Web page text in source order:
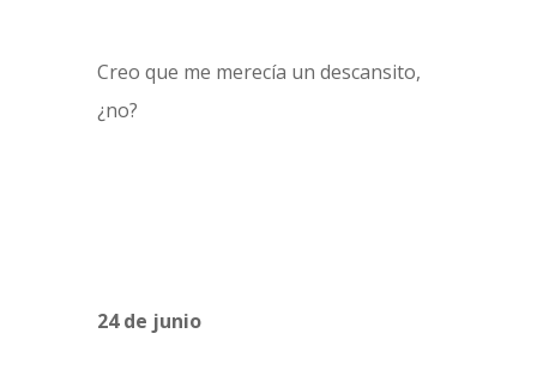
Creo que me merecía un descansito,
¿no?
24 de junio